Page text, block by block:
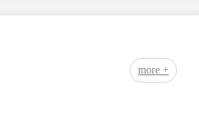
more +